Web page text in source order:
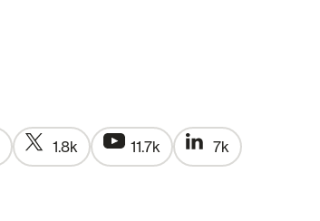
1.8k 11.7k 7k